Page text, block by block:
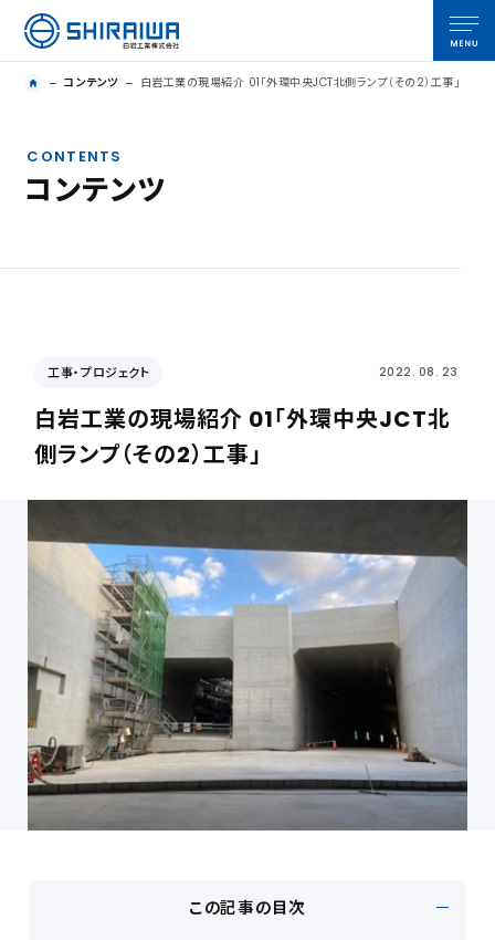
コンテンツ 白岩工業の現場紹介 01「外環中央JCT北側ランプ（その2）工事」
CONTENTS
コンテンツ
工事・プロジェクト 2022. 08. 23
白岩工業の現場紹介 01「外環中央JCT北
側ランプ（その2）工事」
この記事の目次